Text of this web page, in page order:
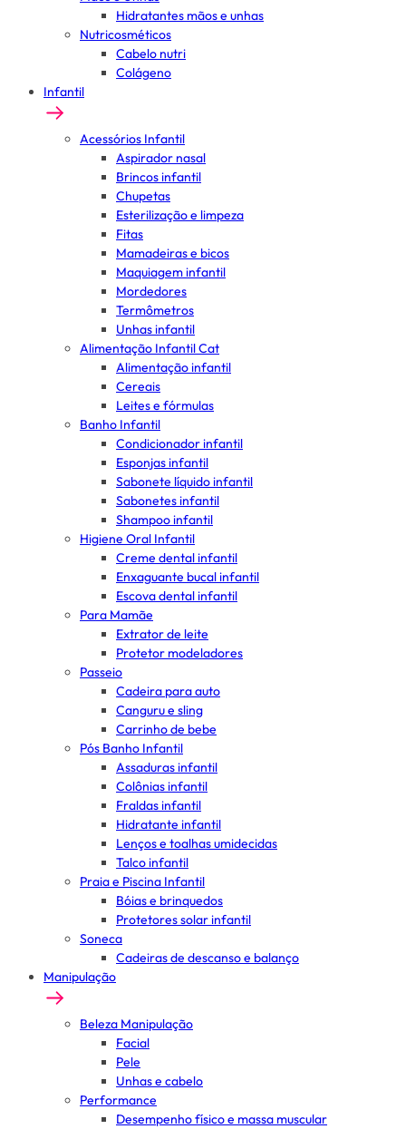
Hidratantes mãos e unhas
Nutricosméticos
Cabelo nutri
Colágeno
Infantil
Acessórios Infantil
Aspirador nasal
Brincos infantil
Chupetas
Esterilização e limpeza
Fitas
Mamadeiras e bicos
Maquiagem infantil
Mordedores
Termômetros
Unhas infantil
Alimentação Infantil Cat
Alimentação infantil
Cereais
Leites e fórmulas
Banho Infantil
Condicionador infantil
Esponjas infantil
Sabonete líquido infantil
Sabonetes infantil
Shampoo infantil
Higiene Oral Infantil
Creme dental infantil
Enxaguante bucal infantil
Escova dental infantil
Para Mamãe
Extrator de leite
Protetor modeladores
Passeio
Cadeira para auto
Canguru e sling
Carrinho de bebe
Pós Banho Infantil
Assaduras infantil
Colônias infantil
Fraldas infantil
Hidratante infantil
Lenços e toalhas umidecidas
Talco infantil
Praia e Piscina Infantil
Bóias e brinquedos
Protetores solar infantil
Soneca
Cadeiras de descanso e balanço
Manipulação
Beleza Manipulação
Facial
Pele
Unhas e cabelo
Performance
Desempenho físico e massa muscular